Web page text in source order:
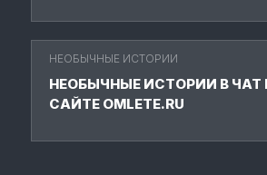
НЕОБЫЧНЫЕ ИСТОРИИ
НЕОБЫЧНЫЕ ИСТОРИИ В ЧАТ
САЙТЕ OMLETE.RU